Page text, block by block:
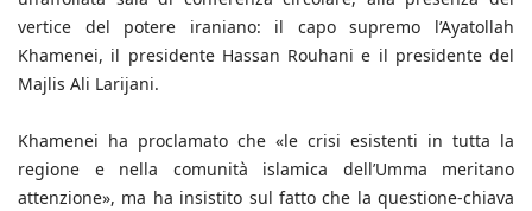
vertice del potere iraniano: il capo supremo l’Ayatollah
Khamenei, il presidente Hassan Rouhani e il presidente del
Majlis Ali Larijani.
Khamenei ha proclamato che «le crisi esistenti in tutta la
regione e nella comunità islamica dell’Umma meritano
attenzione», ma ha insistito sul fatto che la questione-chiava